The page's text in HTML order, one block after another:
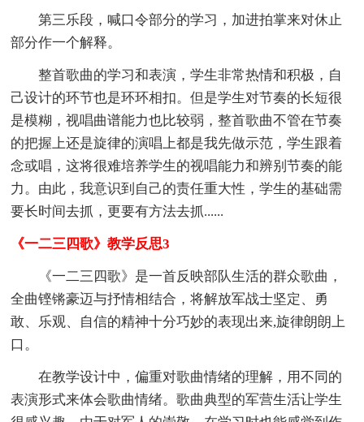
第三乐段，喊口令部分的学习，加进拍掌来对休止
部分作一个解释。
整首歌曲的学习和表演，学生非常热情和积极，自
己设计的环节也是环环相扣。但是学生对节奏的长短很
是模糊，视唱曲谱能力也比较弱，整首歌曲不管在节奏
的把握上还是旋律的演唱上都是我先做示范，学生跟着
念或唱，这将很难培养学生的视唱能力和辨别节奏的能
力。由此，我意识到自己的责任重大性，学生的基础需
要长时间去抓，更要有方法去抓......
《一二三四歌》教学反思3
《一二三四歌》是一首反映部队生活的群众歌曲，
全曲铿锵豪迈与抒情相结合，将解放军战士坚定、勇
敢、乐观、自信的精神十分巧妙的表现出来,旋律朗朗上
口。
在教学设计中，偏重对歌曲情绪的理解，用不同的
表演形式来体会歌曲情绪。歌曲典型的军营生活让学生